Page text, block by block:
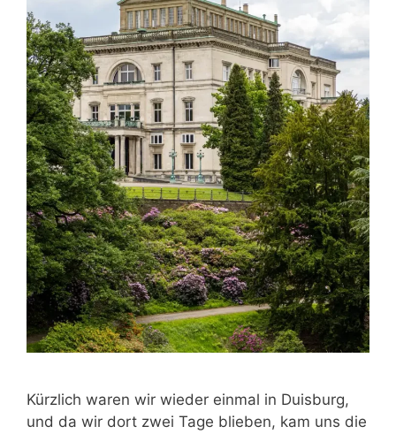
Kürzlich waren wir wieder einmal in Duisburg,
und da wir dort zwei Tage blieben, kam uns die